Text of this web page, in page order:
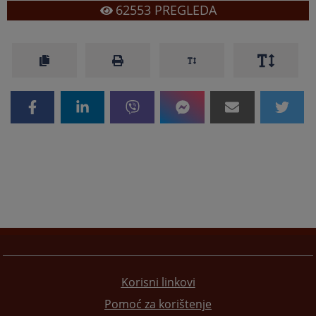
62553PREGLEDA
Korisni linkovi
Pomoć za korištenje